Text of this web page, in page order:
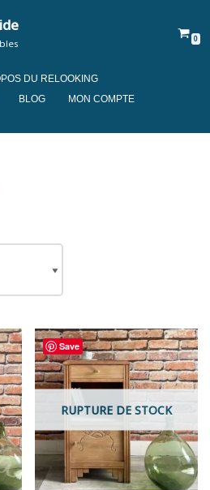
0
DU RELOOKING
BLOG
MON COMPTE
Save
RUPTURE DE STOCK